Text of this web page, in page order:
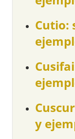
Cutio:
y